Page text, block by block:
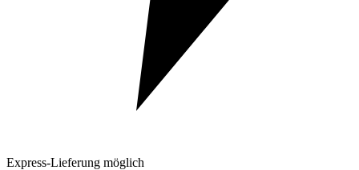
Express-Lieferung möglich